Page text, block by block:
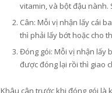
vitamin, và bột đậu
Cân: Mỗi vị nhận lấy cái
thì phải lấy bớt hoặc cho
Đóng gói: Mỗi vị nhận lấy
được đóng lại rồi thì giao
Khâu cân trước khi đóng gói là